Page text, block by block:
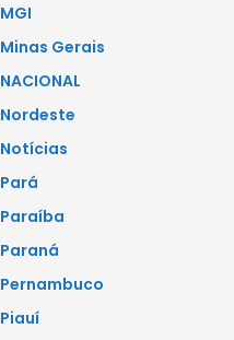
MGI
Minas Gerais
NACIONAL
Nordeste
Notícias
Pará
Paraíba
Paraná
Pernambuco
Piauí